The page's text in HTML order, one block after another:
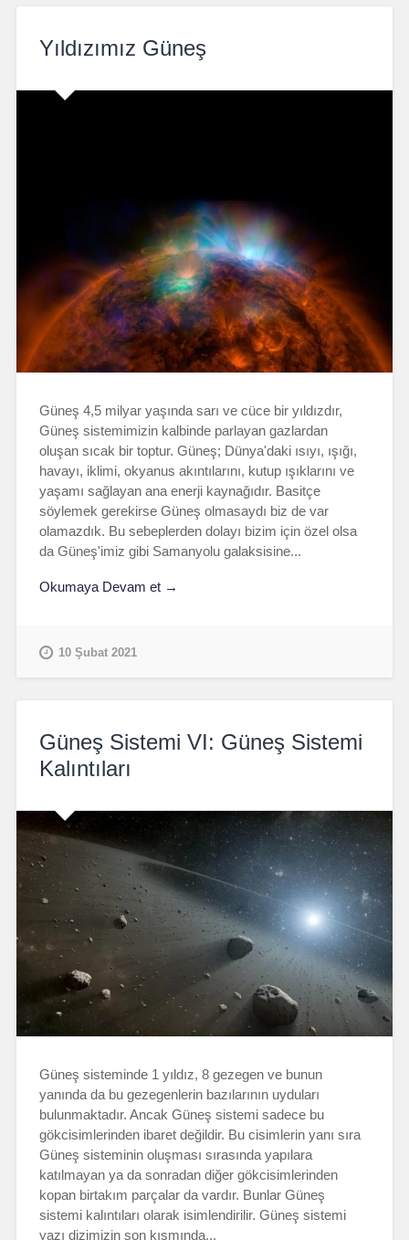
Yıldızımız Güneş
Güneş 4,5 milyar yaşında sarı ve cüce bir yıldızdır,
Güneş sistemimizin kalbinde parlayan gazlardan
oluşan sıcak bir toptur. Güneş; Dünya'daki ısıyı, ışığı,
havayı, iklimi, okyanus akıntılarını, kutup ışıklarını ve
yaşamı sağlayan ana enerji kaynağıdır. Basitçe
söylemek gerekirse Güneş olmasaydı biz de var
olamazdık. Bu sebeplerden dolayı bizim için özel olsa
da Güneş'imiz gibi Samanyolu galaksisine...
Okumaya Devam et →
10 Şubat 2021
Güneş Sistemi VI: Güneş Sistemi
Kalıntıları
Güneş sisteminde 1 yıldız, 8 gezegen ve bunun
yanında da bu gezegenlerin bazılarının uyduları
bulunmaktadır. Ancak Güneş sistemi sadece bu
gökcisimlerinden ibaret değildir. Bu cisimlerin yanı sıra
Güneş sisteminin oluşması sırasında yapılara
katılmayan ya da sonradan diğer gökcisimlerinden
kopan birtakım parçalar da vardır. Bunlar Güneş
sistemi kalıntıları olarak isimlendirilir. Güneş sistemi
yazı dizimizin son kısmında...